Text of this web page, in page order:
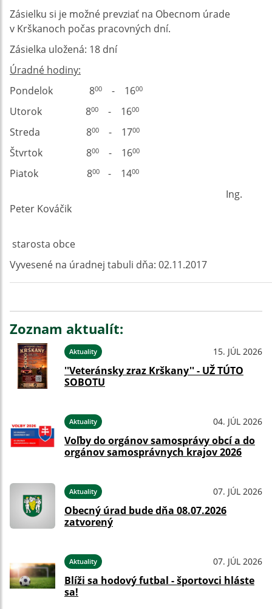
Zásielku si je možné prevziať na Obecnom úrade
v Krškanoch počas pracovných dní.
Zásielka uložená: 18 dní
Úradné hodiny:
Pondelok 800 - 1600
Utorok 800 - 1600
Streda 800 - 1700
Štvrtok 800 - 1600
Piatok 800 - 1400
Ing.
Peter Kováčik
starosta obce
Vyvesené na úradnej tabuli dňa: 02.11.2017
Zoznam aktualít:
Aktuality 15. JÚL 2026
''Veteránsky zraz Krškany'' - UŽ TÚTO
SOBOTU
Aktuality 04. JÚL 2026
Voľby do orgánov samosprávy obcí a do
orgánov samosprávnych krajov 2026
Aktuality 07. JÚL 2026
Obecný úrad bude dňa 08.07.2026
zatvorený
Aktuality 07. JÚL 2026
Blíži sa hodový futbal - športovci hláste
sa!